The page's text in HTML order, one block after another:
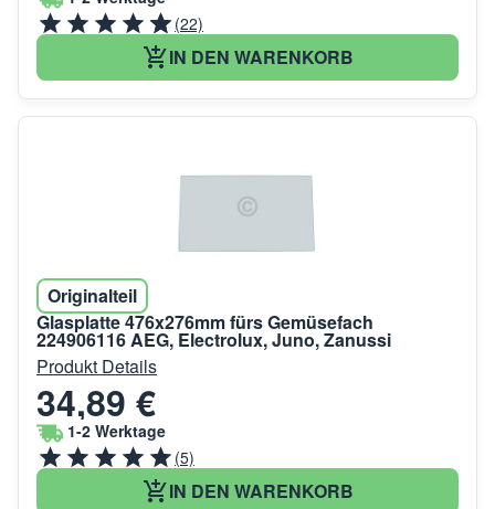
(22)
IN DEN WARENKORB
Originalteil
Glasplatte 476x276mm fürs Gemüsefach
224906116 AEG, Electrolux, Juno, Zanussi
Produkt Details
34,89 €
1-2 Werktage
(5)
IN DEN WARENKORB